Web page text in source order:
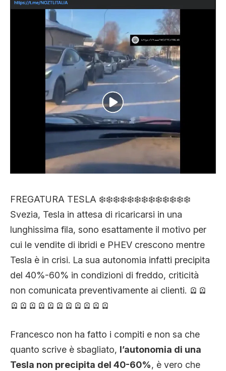
FREGATURA TESLA ❄️❄️❄️❄️❄️❄️❄️❄️❄️❄️❄️❄️❄️
Svezia, Tesla in attesa di ricaricarsi in una
lunghissima fila, sono esattamente il motivo per
cui le vendite di ibridi e PHEV crescono mentre
Tesla è in crisi. La sua autonomia infatti precipita
del 40%-60% in condizioni di freddo, criticità
non comunicata preventivamente ai clienti. 🪫🪫
🪫🪫🪫🪫🪫🪫🪫🪫🪫🪫🪫
Francesco non ha fatto i compiti e non sa che
quanto scrive è sbagliato, l’autonomia di una
Tesla non precipita del 40-60%, è vero che